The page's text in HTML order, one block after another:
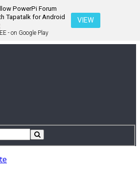
PowerPi Forum
Tapatalk for Android
- on Google Play
VIEW